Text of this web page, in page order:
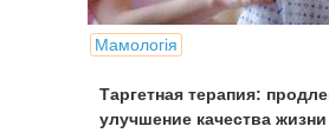
Мамологія
Таргетная терапия:
улучшение качества